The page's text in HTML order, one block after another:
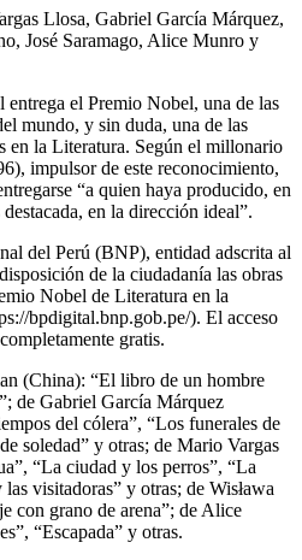
Llosa, Gabriel García Márquez,
José Saramago, Alice Munro y
el Premio Nobel, una de las
mundo, y sin duda, una de las
en la Literatura. Según el millonario
impulsor de este reconocimiento,
“a quien haya producido, en
en la dirección ideal”.
del Perú (BNP), entidad adscrita al
de la ciudadanía las obras
Nobel de Literatura en la
bpdigital.bnp.gob.pe/). El acceso
gratis.
(China): “El libro de un hombre
de Gabriel García Márquez
del cólera”, “Los funerales de
soledad” y otras; de Mario Vargas
“La ciudad y los perros”, “La
visitadoras” y otras; de Wisława
con grano de arena”; de Alice
“Escapada” y otras.